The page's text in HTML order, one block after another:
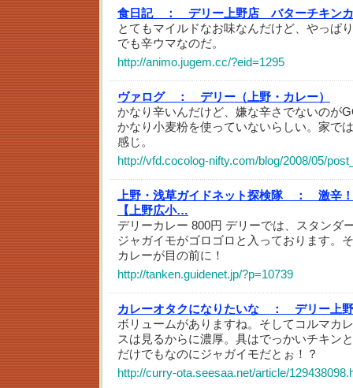
食日記 ：
デリー上野店 バターチキン
とてもマイルドなお味なんだけど、やっぱ
でも辛ウマなのだ。
http://animo.jugem.cc/?eid=1295
ヴァログ ：
デリー（上野・カレー）
かなり辛いんだけど、嫌な辛さでないのが
かなり小麦粉を使っていないらしい。家で
感じ。
http://vfd.cocolog-nifty.com/blog/2008/05/
上野・浅草ガイドネット探検隊 ：
激辛
【上野広小…
デリーカレー 800円 デリーでは、スタンダ
ジャガイモがゴロゴロと入っております。
カレーが目の前に！
http://tanken.guidenet.jp/?p=10739
カレーオタクになりたいな ：
デリー上
ボリュームがありますね。そしてコルマカ
スは見るからに濃厚。具はでっかいチキン
だけでもなのにジャガイモだとぉ！？
http://curry-ota.seesaa.net/article/